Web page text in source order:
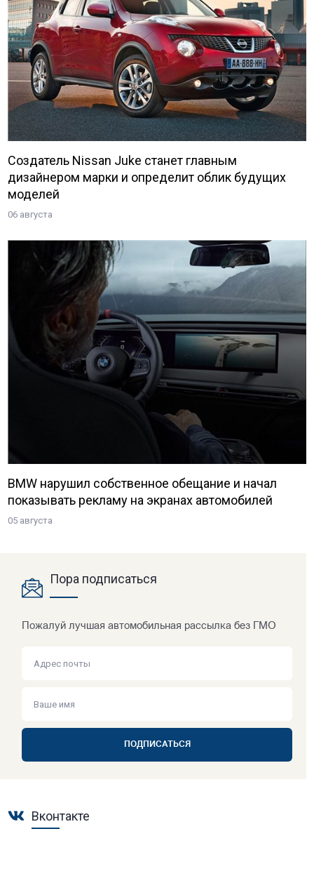
Создатель Nissan Juke станет главным
дизайнером марки и определит облик будущих
моделей
06 августа
BMW нарушил собственное обещание и начал
показывать рекламу на экранах автомобилей
05 августа
Пора подписаться
Пожалуй лучшая автомобильная рассылка без ГМО
ПОДПИСАТЬСЯ
Вконтакте